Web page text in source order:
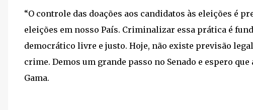
“O controle das doações aos candidatos às eleições é
eleições em nosso País. Criminalizar essa prática é
democrático livre e justo. Hoje, não existe previsão
crime. Demos um grande passo no Senado e espero
Gama.